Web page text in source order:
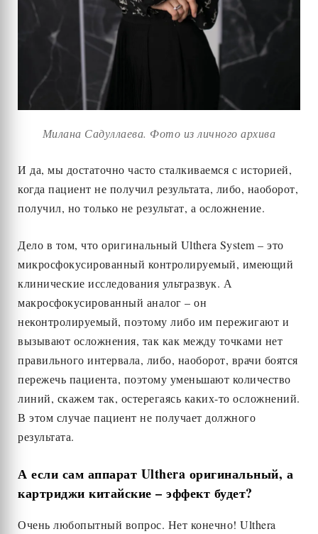
Милана Садуллаева. Фото из личного архива
И да, мы достаточно часто сталкиваемся с историей,
когда пациент не получил результата, либо, наоборот,
получил, но только не результат, а осложнение.
Дело в том, что оригинальный Ulthera System – это
микросфокусированный контролируемый, имеющий
клинические исследования ультразвук. А
макросфокусированный аналог – он
неконтролируемый, поэтому либо им пережигают и
вызывают осложнения, так как между точками нет
правильного интервала, либо, наоборот, врачи боятся
пережечь пациента, поэтому уменьшают количество
линий, скажем так, остерегаясь каких-то осложнений.
В этом случае пациент не получает должного
результата.
А если сам аппарат Ulthera оригинальный, а
картриджи китайские – эффект будет?
Очень любопытный вопрос. Нет конечно! Ulthera